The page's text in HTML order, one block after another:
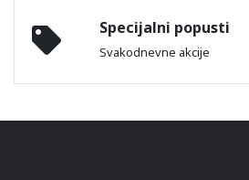
Specijalni popusti
Svakodnevne akcije